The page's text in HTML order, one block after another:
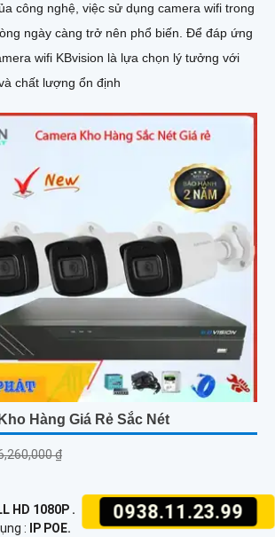
0938.11.23.99
công nghệ, việc sử dụng camera wifi trong
càng trở nên phổ biến. Để đáp ứng
wifi KBvision là lựa chọn lý tưởng với
chất lượng ổn định
Hàng Giá Rẻ Sắc Nét
₫
HD 1080P .
:
IP POE.